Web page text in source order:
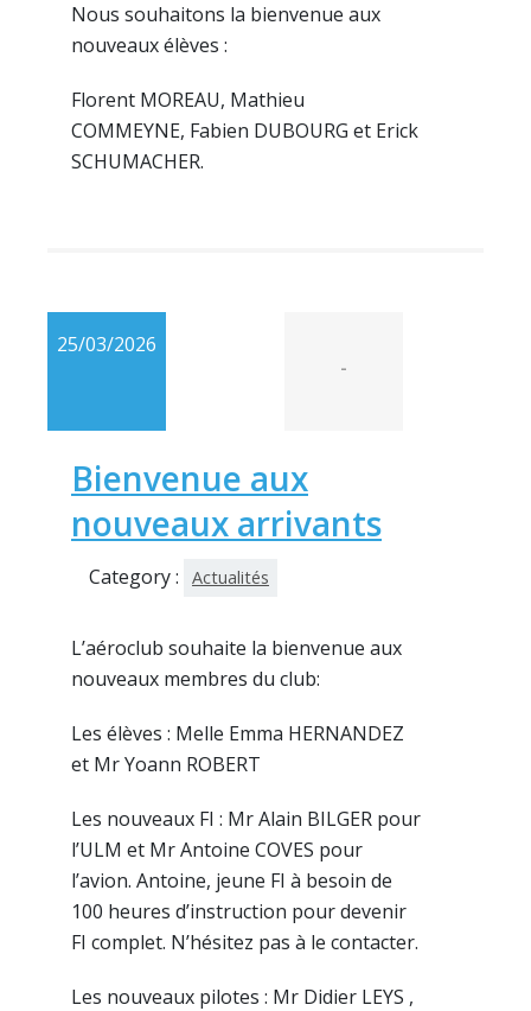
Nous souhaitons la bienvenue aux
nouveaux élèves :
Florent MOREAU, Mathieu
COMMEYNE, Fabien DUBOURG et Erick
SCHUMACHER.
25/03/2026
-
Bienvenue aux
nouveaux arrivants
Category : Actualités
L’aéroclub souhaite la bienvenue aux
nouveaux membres du club:
Les élèves : Melle Emma HERNANDEZ
et Mr Yoann ROBERT
Les nouveaux FI : Mr Alain BILGER pour
l’ULM et Mr Antoine COVES pour
l’avion. Antoine, jeune FI à besoin de
100 heures d’instruction pour devenir
FI complet. N’hésitez pas à le contacter.
Les nouveaux pilotes : Mr Didier LEYS ,